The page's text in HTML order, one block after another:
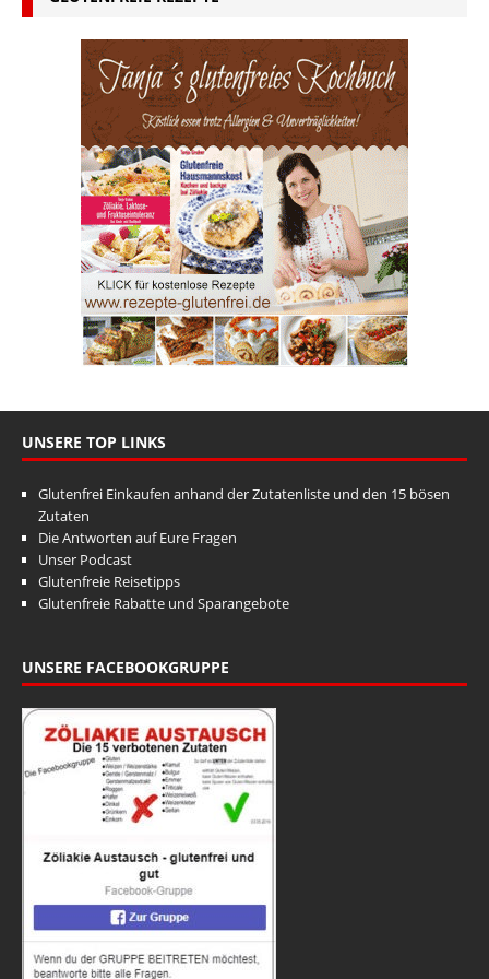
UNSERE TOP LINKS
Glutenfrei Einkaufen anhand der Zutatenliste und den 15 bösen
Zutaten
Die Antworten auf Eure Fragen
Unser Podcast
Glutenfreie Reisetipps
Glutenfreie Rabatte und Sparangebote
UNSERE FACEBOOKGRUPPE